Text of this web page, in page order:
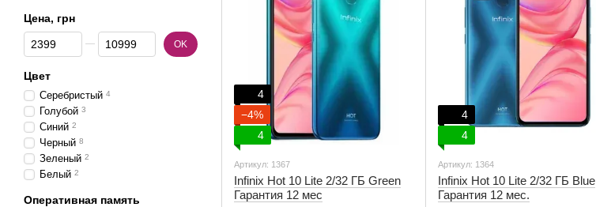
4
−4%
4
Артикул: 1367
Infinix Hot 10 Lite 2/32 ГБ Green
Гарантия 12 мес
4
4
Артикул: 1364
Infinix Hot 10 Lite 2/32 ГБ Blue
Гарантия 12 мес.
Цена, грн
От Цена, грн
До Цена, грн OK
Цвет
Серебристый 4
Голубой 3
Синий 2
Черный 8
Зеленый 2
Белый 2
Оперативная память